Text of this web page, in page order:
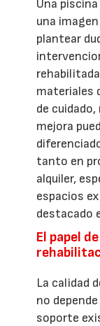
Una
una
plantear
materiales
de
mejora
tanto en
alquiler,
espacios
destacado
El papel
La calidad
no
soporte